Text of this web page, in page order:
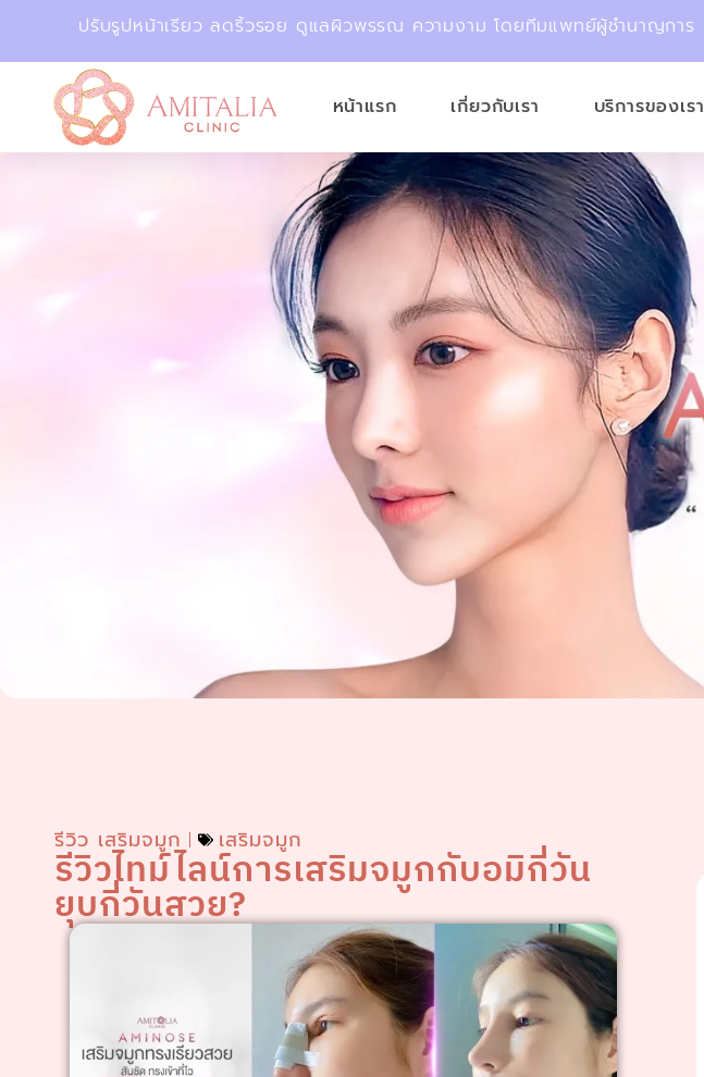
ปรับรูปหน้าเรียว ลดริ้วรอย ดูแลผิวพรรณ ความงาม โดยทีมแพทย์ผู้ชำนาญการ
หน้าแรก เกี่ยวกับเรา บริการของเรา
รีวิว เสริมจมูก เสริมจมูก
รีวิวไทม์ไลน์การเสริมจมูกกับอมิกี่วัน
ยุบกี่วันสวย?